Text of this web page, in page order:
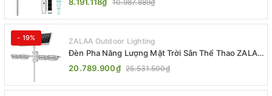
10.987.889₫
- 19% ZALAA Outdoor Lighting
Đèn Pha Năng Lượng Mặt Trời Sân Thể Thao ZALAA
Jsc Chống Nước IP65 Cao Cấp
20.789.900₫ 25.531.500₫